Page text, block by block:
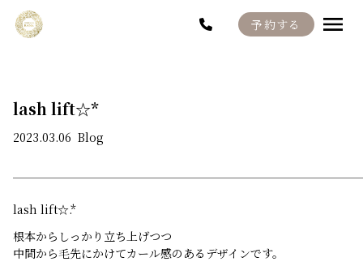
予約する
lash lift☆*
2023.03.06 Blog
lash lift☆.*
根本からしっかり立ち上げつつ
中間から毛先にかけてカール感のあるデザインです。